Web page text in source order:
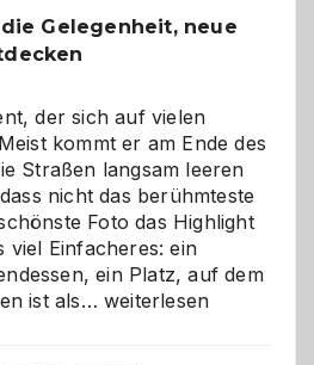
Gelegenheit, neue
der sich auf vielen
kommt er am Ende des
Straßen langsam leeren
nicht das berühmteste
Foto das Highlight
viel Einfacheres: ein
ein Platz, auf dem
ist als… Als
weiterlesen